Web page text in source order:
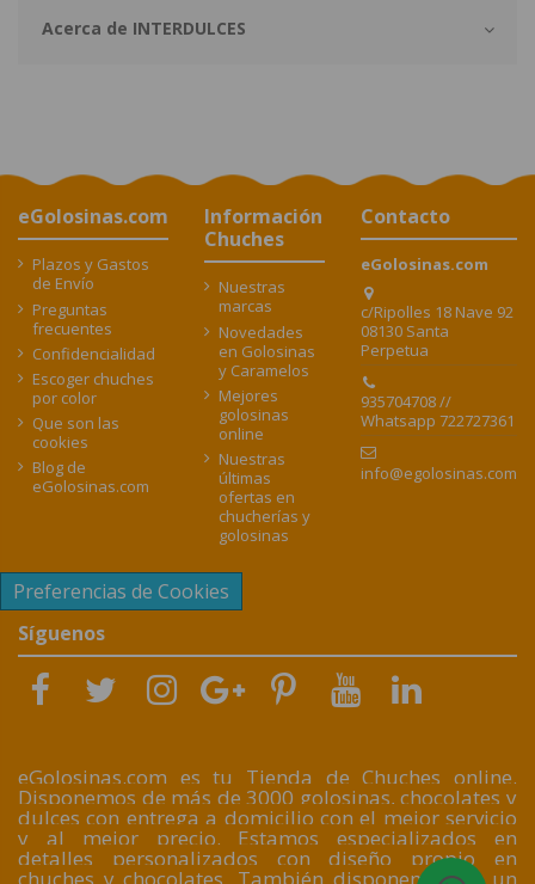
Acerca de INTERDULCES
eGolosinas.com
Plazos y Gastos
de Envío
Preguntas
frecuentes
Confidencialidad
Escoger chuches
por color
Que son las
cookies
Blog de
eGolosinas.com
Información
Chuches
Nuestras
marcas
Novedades
en Golosinas
y Caramelos
Mejores
golosinas
online
Nuestras
últimas
ofertas en
chucherías y
golosinas
Contacto
eGolosinas.com
c/Ripolles 18 Nave 92
08130 Santa
Perpetua
935704708 //
Whatsapp 722727361
info@egolosinas.com
Preferencias de Cookies
Síguenos
eGolosinas.com es tu Tienda de Chuches online.
Disponemos de más de 3000 golosinas, chocolates y
dulces con entrega a domicilio con el mejor servicio
y al mejor precio. Estamos especializados en
detalles personalizados con diseño propio en
chuches y chocolates. También disponemos de un